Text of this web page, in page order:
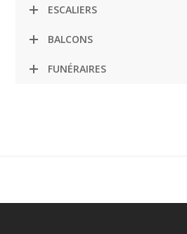
ESCALIERS
BALCONS
FUNÉRAIRES